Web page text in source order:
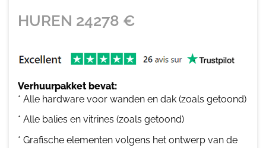
HUREN 24278 €
Verhuurpakket bevat:
* Alle hardware voor wanden en dak (zoals getoond)
* Alle balies en vitrines (zoals getoond)
* Grafische elementen volgens het ontwerp van de